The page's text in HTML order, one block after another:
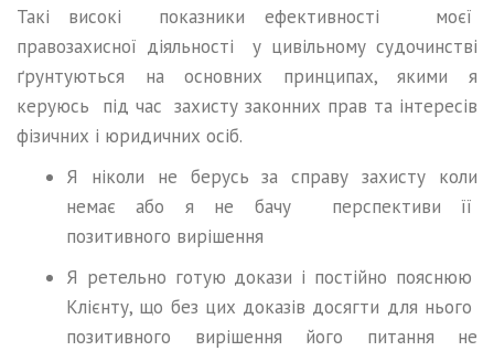
Такі високі показники ефективності моєї
правозахисної діяльності у цивільному судочинстві
ґрунтуються на основних принципах, якими я
керуюсь під час захисту законних прав та інтересів
фізичних і юридичних осіб.
Я ніколи не берусь за справу захисту коли
немає або я не бачу перспективи її
позитивного вирішення
Я ретельно готую докази і постійно пояснюю
Клієнту, що без цих доказів досягти для нього
позитивного вирішення його питання не